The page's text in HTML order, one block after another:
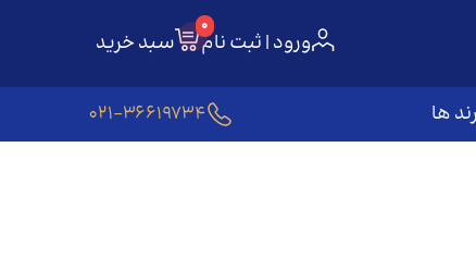
ورود | ثبت نام
0
سبد خرید
ها
021-36619734